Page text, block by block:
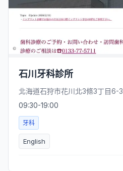
石川牙科診所
北海道石狩市花川北3條3丁目6-3
09:30-19:00
牙科
English